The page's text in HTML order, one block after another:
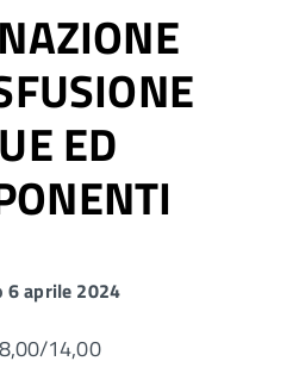
ED
6 aprile 2024
14,00